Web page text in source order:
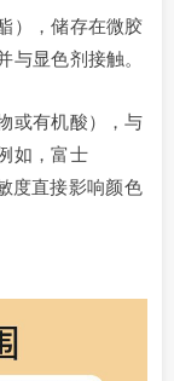
），储存在微胶
与显色剂接触。
或有机酸），与
如，富士
度直接影响颜色